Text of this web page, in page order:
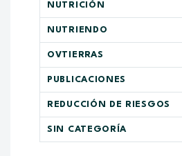
NUTRICIÓN
NUTRIENDO
OVTIERRAS
PUBLICACIONES
REDUCCIÓN DE RIESGOS
SIN CATEGORÍA